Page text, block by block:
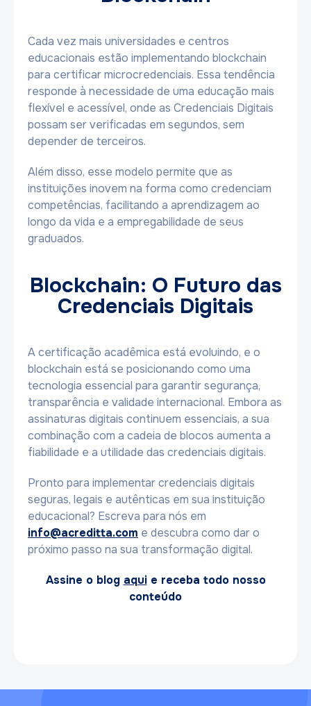
Cada vez mais universidades e centros
educacionais estão implementando blockchain
para certificar microcredenciais. Essa tendência
responde à necessidade de uma educação mais
flexível e acessível, onde as Credenciais Digitais
possam ser verificadas em segundos, sem
depender de terceiros.
Além disso, esse modelo permite que as
instituições inovem na forma como credenciam
competências, facilitando a aprendizagem ao
longo da vida e a empregabilidade de seus
graduados.
Blockchain: O Futuro das
Credenciais Digitais
A certificação acadêmica está evoluindo, e o
blockchain está se posicionando como uma
tecnologia essencial para garantir segurança,
transparência e validade internacional. Embora as
assinaturas digitais continuem essenciais, a sua
combinação com a cadeia de blocos aumenta a
fiabilidade e a utilidade das credenciais digitais.
Pronto para implementar credenciais digitais
seguras, legais e autênticas em sua instituição
educacional? Escreva para nós em
info@acreditta.com e descubra como dar o
próximo passo na sua transformação digital.
Assine o blog aquie receba todo nosso
conteúdo